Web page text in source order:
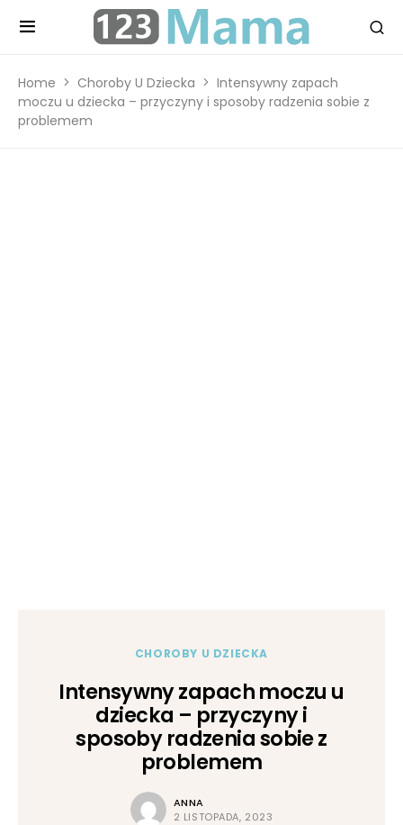
Home Choroby U Dziecka
Intensywny zapach
moczu u dziecka – przyczyny i sposoby radzenia sobie z
problemem
CHOROBY U DZIECKA
Intensywny zapach moczu u
dziecka – przyczyny i
sposoby radzenia sobie z
problemem
ANNA
2 LISTOPADA, 2023